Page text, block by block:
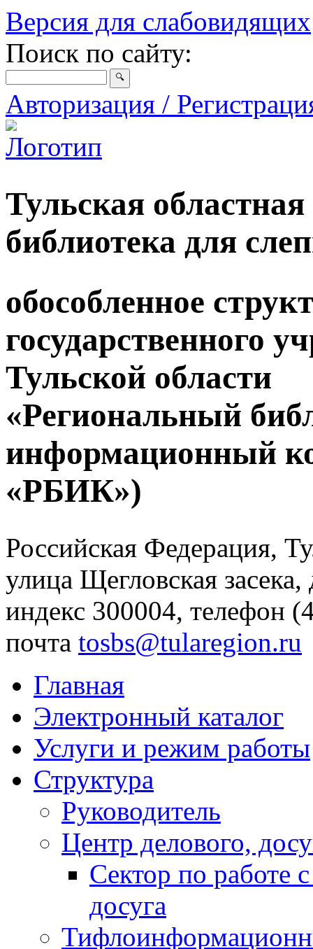
Версия для слабовидящих
Поиск по сайту:
Авторизация /
Тульская
библиотека для
обособленное
государственного
Тульской области
«Региональный
информационный
«РБИК»)
Российская Федерация,
улица Щегловская
индекс 300004, телефон
почта tosbs@tularegion.ru
Главная
Электронный каталог
Услуги и режим работы
Структура
Руководитель
Центр делового,
Сектор по работе
досуга